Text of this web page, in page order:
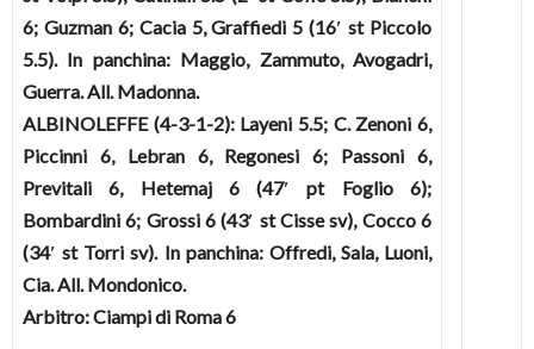
6; Guzman 6; Cacia 5, Graffiedi 5 (16′ st Piccolo
5.5). In panchina: Maggio, Zammuto, Avogadri,
Guerra. All. Madonna.
ALBINOLEFFE (4-3-1-2): Layeni 5.5; C. Zenoni 6,
Piccinni 6, Lebran 6, Regonesi 6; Passoni 6,
Previtali 6, Hetemaj 6 (47′ pt Foglio 6);
Bombardini 6; Grossi 6 (43′ st Cisse sv), Cocco 6
(34′ st Torri sv). In panchina: Offredi, Sala, Luoni,
Cia. All. Mondonico.
Arbitro: Ciampi di Roma 6